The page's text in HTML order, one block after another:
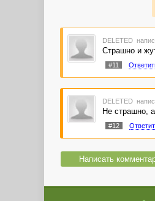
DELETED
Страшно и
#11
DELETED
Не страшно,
#12
Написать